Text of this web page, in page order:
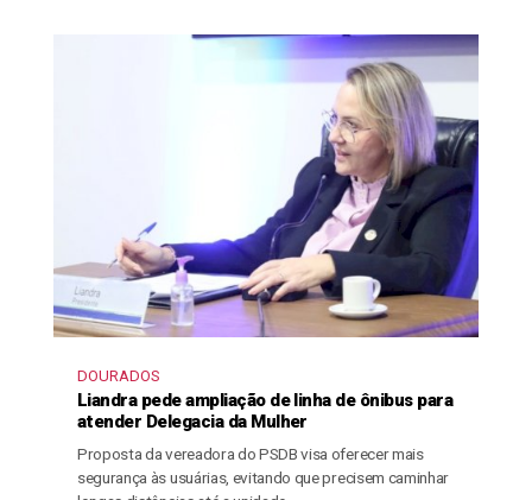
DOURADOS
Liandra pede ampliação de linha de ônibus para
atender Delegacia da Mulher
Proposta da vereadora do PSDB visa oferecer mais
segurança às usuárias, evitando que precisem caminhar